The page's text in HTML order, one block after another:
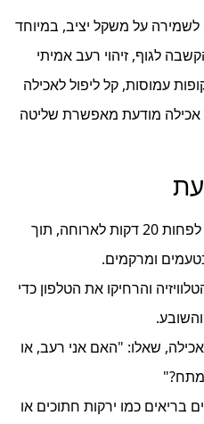
על משקל יציב, במיוחד
לגוף, זיהוי רעב אמיתי
עמוסות, קל ליפול לאכילה
אכילה מודעת מאפשרת שליטה
: הקדישו לפחות 20 דקות לארוחה, תוך
ומרקמים.
והרחיקו את הטלפון כדי
שאלו: "האם אני רעב, או
בריאים כמו ירקות חתוכים או